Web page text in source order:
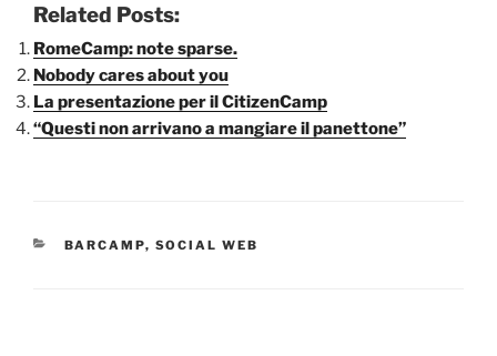
Related Posts:
RomeCamp: note sparse.
Nobody cares about you
La presentazione per il CitizenCamp
“Questi non arrivano a mangiare il panettone”
CATEGORIE
BARCAMP, SOCIAL WEB